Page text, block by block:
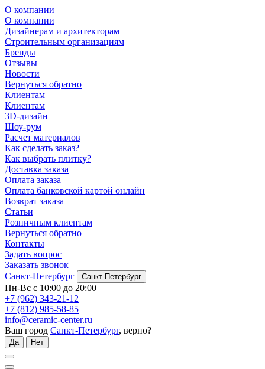
О компании
О компании
Дизайнерам и архитекторам
Строительным организациям
Бренды
Отзывы
Новости
Вернуться обратно
Клиентам
Клиентам
3D-дизайн
Шоу-рум
Расчет материалов
Как сделать заказ?
Как выбрать плитку?
Доставка заказа
Оплата заказа
Оплата банковской картой онлайн
Возврат заказа
Статьи
Розничным клиентам
Вернуться обратно
Контакты
Задать вопрос
Заказать звонок
Санкт-Петербург
Санкт-Петербург
Пн-Вс с 10:00 до 20:00
+7 (962) 343-21-12
+7 (812) 985-58-85
info@ceramic-center.ru
Ваш город Санкт-Петербург, верно?
Да Нет